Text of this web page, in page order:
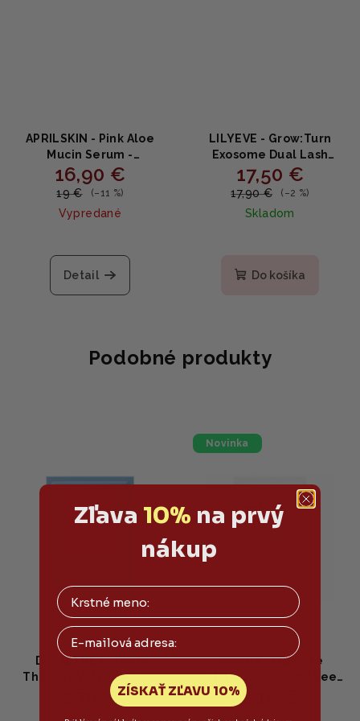
APRILSKIN - Pink Aloe
Mucin Serum -
Upokojujúce hydratačné
sérum s 78 % ružovým
aloe a niacínamidom
30ml
16,90 €
19 € (–11 %)
Vypredané
Detail
LILYEVE - Grow:Turn
Exosome Dual Lash
Serum - Dvojité sérum na
riasy s biotínom a
peptidmi 8ml
17,50 €
17,90 € (–2 %)
Skladom
Do košíka
Podobné produkty
DR. ALTHEA - Herb
Therapy Velvet Mask -
Hydratačná plátená
maska s harmančekom
2,70 €
Novinka
MISSHA - Mascure
Calming Solution Sheet
Mask - Upokojujúca
plátenná maska s
2,15 €
Zľava 10% na prvý
nákup
Email
ZÍSKAŤ ZĽAVU 10%